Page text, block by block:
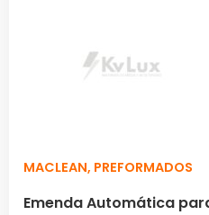
MACLEAN, PREFORMADOS
Emenda Automática